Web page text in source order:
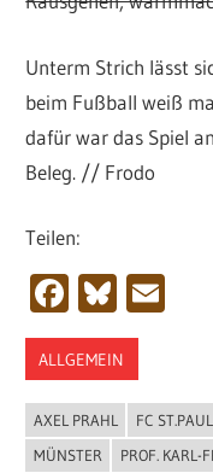
Unterm Strich lässt
beim Fußball weiß
dafür war das Spiel
Beleg. // Frodo
Teilen:
Facebook
ALLGEMEIN
AXEL PRAHL FC
MÜNSTER
PROF. KARL-